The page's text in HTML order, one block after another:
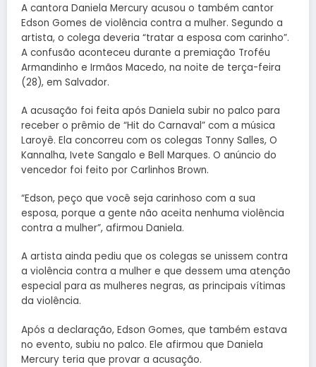
A cantora Daniela Mercury acusou o também cantor
Edson Gomes de violência contra a mulher. Segundo a
artista, o colega deveria “tratar a esposa com carinho”.
A confusão aconteceu durante a premiação Troféu
Armandinho e Irmãos Macedo, na noite de terça-feira
(28), em Salvador.
A acusação foi feita após Daniela subir no palco para
receber o prêmio de “Hit do Carnaval” com a música
Laroyê. Ela concorreu com os colegas Tonny Salles, O
Kannalha, Ivete Sangalo e Bell Marques. O anúncio do
vencedor foi feito por Carlinhos Brown.
“Edson, peço que você seja carinhoso com a sua
esposa, porque a gente não aceita nenhuma violência
contra a mulher”, afirmou Daniela.
A artista ainda pediu que os colegas se unissem contra
a violência contra a mulher e que dessem uma atenção
especial para as mulheres negras, as principais vítimas
da violência.
Após a declaração, Edson Gomes, que também estava
no evento, subiu no palco. Ele afirmou que Daniela
Mercury teria que provar a acusação.